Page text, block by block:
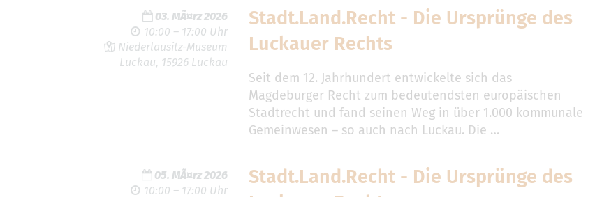
03. MÃ¤rz 2026
10:00 – 17:00 Uhr
Niederlausitz-Museum
Luckau, 15926 Luckau
Stadt.Land.Recht - Die Ursprünge des
Luckauer Rechts
Seit dem 12. Jahrhundert entwickelte sich das
Magdeburger Recht zum bedeutendsten europäischen
Stadtrecht und fand seinen Weg in über 1.000 kommunale
Gemeinwesen – so auch nach Luckau. Die …
05. MÃ¤rz 2026
10:00 – 17:00 Uhr
Stadt.Land.Recht - Die Ursprünge des